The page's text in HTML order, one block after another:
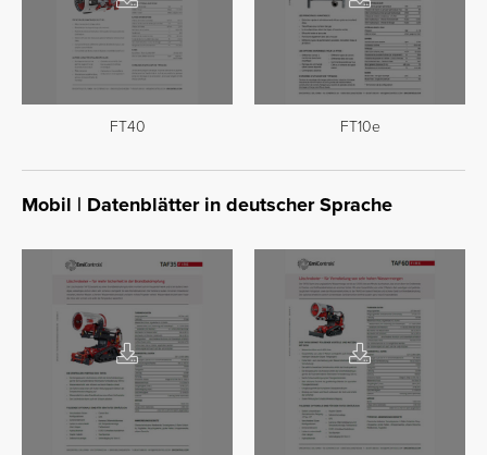
FT40 FT10e
Mobil | Datenblätter in deutscher Sprache